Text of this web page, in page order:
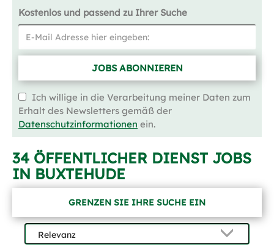
Kostenlos und passend zu Ihrer Suche
JOBS ABONNIEREN
Ich willige in die Verarbeitung meiner Daten zum
Erhalt des Newsletters gemäß der
Datenschutzinformationen ein.
34 ÖFFENTLICHER DIENST JOBS
IN BUXTEHUDE
GRENZEN SIE IHRE SUCHE EIN